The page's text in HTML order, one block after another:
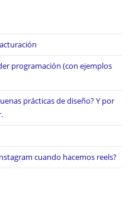
programación (con ejemplos
prácticas de diseño? Y por
cuando hacemos reels?